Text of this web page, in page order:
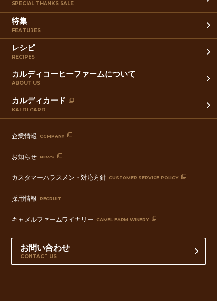
SPECIAL THANKS SALE
特集
FEATURES
レシピ
RECIPES
カルディコーヒーファームについて
ABOUT US
カルディカード
KALDI CARD
企業情報 COMPANY
お知らせ NEWS
カスタマーハラスメント対応方針 CUSTOMER SERVICE POLICY
採用情報 RECRUIT
キャメルファームワイナリー CAMEL FARM WINERY
お問い合わせ
CONTACT US